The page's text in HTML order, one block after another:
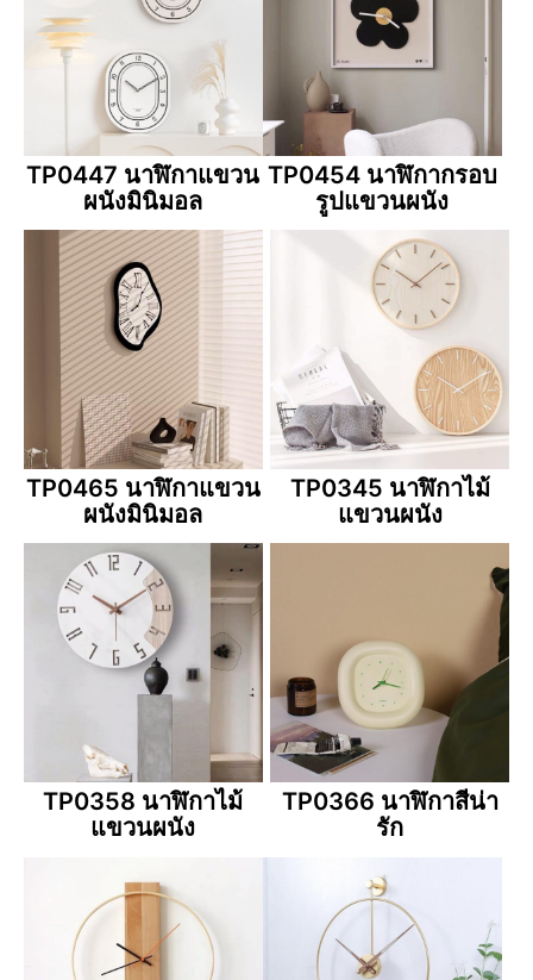
TP0447 นาฬิกาแขวน
ผนังมินิมอล
TP0454 นาฬิกากรอบ
รูปแขวนผนัง
TP0465 นาฬิกาแขวน
ผนังมินิมอล
TP0345 นาฬิกาไม้
แขวนผนัง
TP0358 นาฬิกาไม้
แขวนผนัง
TP0366 นาฬิกาสีน่า
รัก